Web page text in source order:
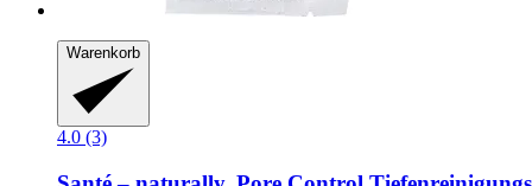
Warenkorb
4.0 (3)